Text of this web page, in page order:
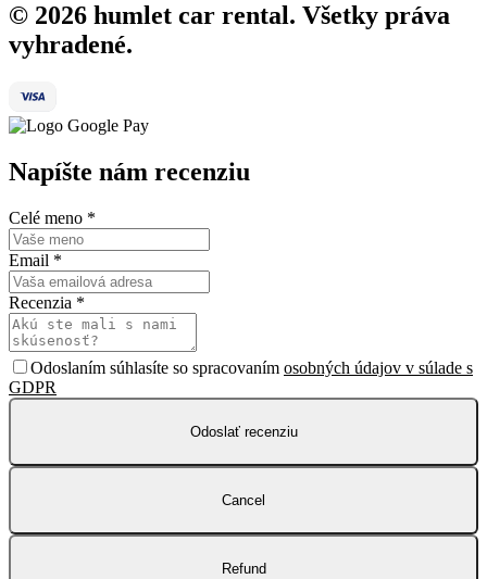
© 2026 humlet car rental. Všetky práva
vyhradené.
Napíšte nám recenziu
Celé meno *
Email *
Recenzia *
Odoslaním súhlasíte so spracovaním osobných údajov v súlade s
GDPR
Odoslať recenziu
Cancel
Refund